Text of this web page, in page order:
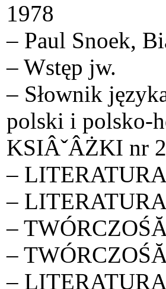
1978
– Paul Snoek,
– Wstęp jw.
– Słownik
polski i polsko-
KSIÂˇÂŻKI nr
–
–
–
–
–